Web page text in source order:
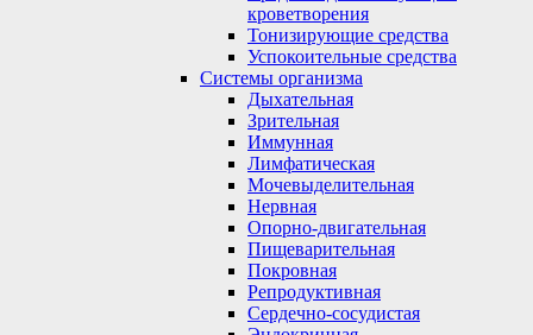
кроветворения
Тонизирующие средства
Успокоительные средства
Системы организма
Дыхательная
Зрительная
Иммунная
Лимфатическая
Мочевыделительная
Нервная
Опорно-двигательная
Пищеварительная
Покровная
Репродуктивная
Сердечно-сосудистая